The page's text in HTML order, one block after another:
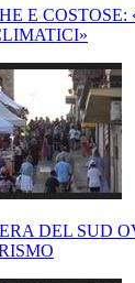
E COSTOSE:
DEL SUD